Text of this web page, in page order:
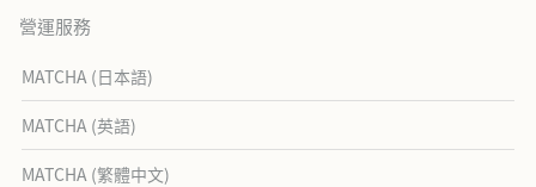
營運服務
MATCHA (日本語)
MATCHA (英語)
MATCHA (繁體中文)